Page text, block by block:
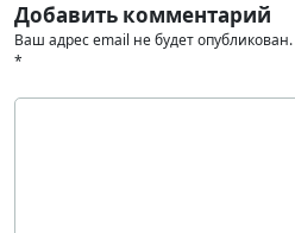
Добавить комментарий
Ваш адрес email не будет опубликован.
*